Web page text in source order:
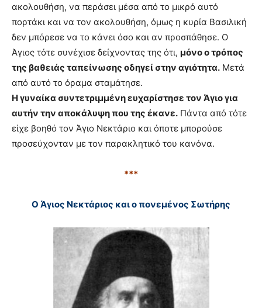
ακολουθήση, να περάσει μέσα από το μικρό αυτό
πορτάκι και να τον ακολουθήση, όμως η κυρία Βασιλική
δεν μπόρεσε να το κάνει όσο και αν προσπάθησε. Ο
Άγιος τότε συνέχισε δείχνοντας της ότι, μόνο ο τρόπος
της βαθειάς ταπείνωσης οδηγεί στην αγιότητα. Μετά
από αυτό το όραμα σταμάτησε.
Η γυναίκα συντετριμμένη ευχαρίστησε τον Άγιο για
αυτήν την αποκάλυψη που της έκανε. Πάντα από τότε
είχε βοηθό τον Άγιο Νεκτάριο και όποτε μπορούσε
προσεύχονταν με τον παρακλητικό του κανόνα.
***
Ο Άγιος Νεκτάριος και ο πονεμένος Σωτήρης